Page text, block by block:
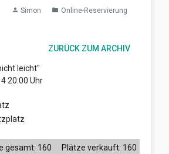
person Simon folder Online-Reservierung
ZURÜCK ZUM ARCHIV
leicht"
20:00 Uhr
gesamt: 160 Plätze verkauft: 160